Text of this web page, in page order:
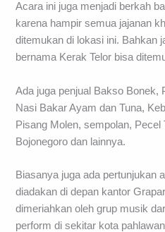
Acara ini juga menjadi berkah
karena hampir semua jajanan
ditemukan di lokasi ini. Bahkan
bernama Kerak Telor bisa
Ada juga penjual Bakso Bonek,
Nasi Bakar Ayam dan Tuna,
Pisang Molen, sempolan, Pecel
Bojonegoro dan lainnya.
Biasanya juga ada pertunjukan
diadakan di depan kantor
dimeriahkan oleh grup musik
perform di sekitar kota